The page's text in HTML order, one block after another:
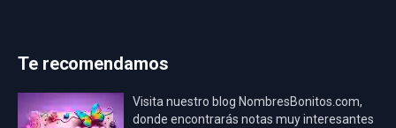
Los Minions Los Vengadores
Te recomendamos
Visita nuestro blog NombresBonitos.com,
donde encontrarás notas muy interesantes